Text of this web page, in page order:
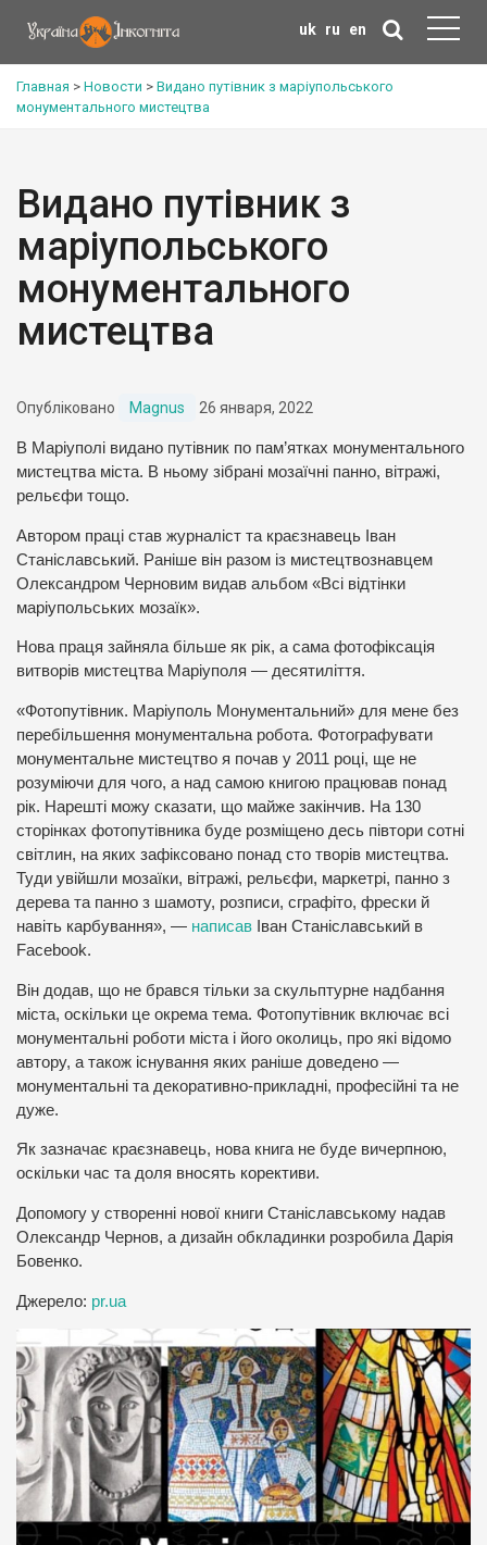
uk ru en
Главная > Новости > Видано путівник з маріупольського
монументального мистецтва
Видано путівник з
маріупольського
монументального
мистецтва
Опубліковано Magnus 26 января, 2022
В Маріуполі видано путівник по пам’ятках монументального
мистецтва міста. В ньому зібрані мозаїчні панно, вітражі,
рельєфи тощо.
Автором праці став журналіст та краєзнавець Іван
Станіславський. Раніше він разом із мистецтвознавцем
Олександром Черновим видав альбом «Всі відтінки
маріупольських мозаїк».
Нова праця зайняла більше як рік, а сама фотофіксація
витворів мистецтва Маріуполя — десятиліття.
«Фотопутівник. Маріуполь Монументальний» для мене без
перебільшення монументальна робота. Фотографувати
монументальне мистецтво я почав у 2011 році, ще не
розуміючи для чого, а над самою книгою працював понад
рік. Нарешті можу сказати, що майже закінчив. На 130
сторінках фотопутівника буде розміщено десь півтори сотні
світлин, на яких зафіксовано понад сто творів мистецтва.
Туди увійшли мозаїки, вітражі, рельєфи, маркетрі, панно з
дерева та панно з шамоту, розписи, сграфіто, фрески й
навіть карбування», — написав Іван Станіславський в
Facebook.
Він додав, що не брався тільки за скульптурне надбання
міста, оскільки це окрема тема. Фотопутівник включає всі
монументальні роботи міста і його околиць, про які відомо
автору, а також існування яких раніше доведено —
монументальні та декоративно-прикладні, професійні та не
дуже.
Як зазначає краєзнавець, нова книга не буде вичерпною,
оскільки час та доля вносять корективи.
Допомогу у створенні нової книги Станіславському надав
Олександр Чернов, а дизайн обкладинки розробила Дарія
Бовенко.
Джерело: pr.ua